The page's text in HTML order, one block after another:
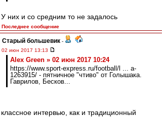
У них и со средним то не задалось
Последнее сообщение
Старый большевик -
02 июн 2017 13:13
Alex Green » 02 июн 2017 10:24
https://www.sport-express.ru/football/l ... a-
1263915/ - пятничное "чтиво" от Голышака.
Гаврилов, Бесков...
классное интервью, как и традиционный